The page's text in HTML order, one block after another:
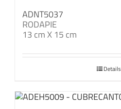
ADNT5037
RODAPIE
13 cm X 15 cm
Details